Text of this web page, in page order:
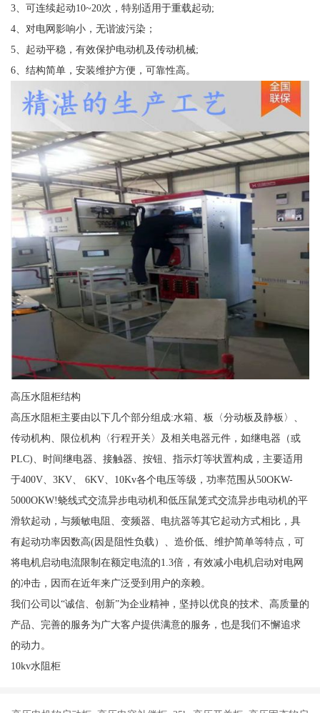
3、可连续起动10~20次，特别适用于重载起动;
4、对电网影响小，无谐波污染；
5、起动平稳，有效保护电动机及传动机械;
6、结构简单，安装维护方便，可靠性高。
高压水阻柜结构
高压水阻柜主要由以下几个部分组成:水箱、板〈分动板及静板〉、
传动机构、限位机构〈行程开关〉及相关电器元件，如继电器（或
PLC)、时间继电器、接触器、按钮、指示灯等状置构成，主要适用
于400V、3KV、 6KV、10Kv各个电压等级，功率范围从50OKW-
5000OKW!蛲线式交流异步电动机和低压鼠笼式交流异步电动机的平
滑软起动，与频敏电阻、变频器、电抗器等其它起动方式相比，具
有起动功率因数高(因是阻性负载）、造价低、维护简单等特点，可
将电机启动电流限制在额定电流的1.3倍，有效减小电机启动对电网
的冲击，因而在近年来广泛受到用户的亲赖。
我们公司以“诚信、创新”为企业精神，坚持以优良的技术、高质量的
产品、完善的服务为广大客户提供满意的服务，也是我们不懈追求
的动力。
10kv水阻柜